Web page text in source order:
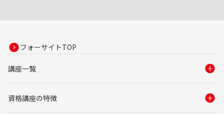
フォーサイトTOP
講座一覧
資格講座の特徴